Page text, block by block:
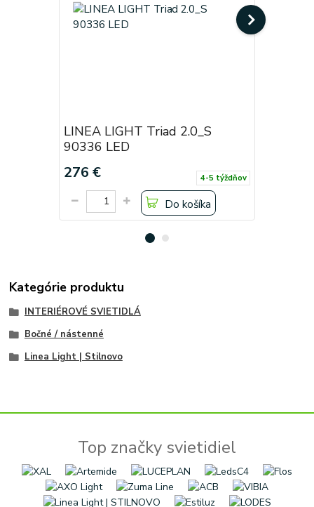
LINEA LIGHT Triad 2.0_S
90336 LED
276 € 4-5 týždňov
Do košíka
Kategórie produktu
INTERIÉROVÉ SVIETIDLÁ
Bočné / nástenné
Linea Light | Stilnovo
Top značky svietidiel